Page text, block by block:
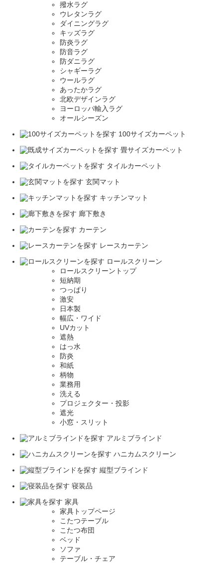
撥水ラグ
ウレタンラグ
ダイニングラグ
キッズラグ
防炎ラグ
防音ラグ
防ダニラグ
シャギーラグ
ウールラグ
あったかラグ
北欧デザインラグ
ヨーロッパ輸入ラグ
オールシーズン
100サイズカーペット
畳サイズカーペット
タイルカーペット
玄関マット
キッチンマット
廊下敷き
カーテン
レースカーテン
ロールスクリーン
ロールスクリーントップ
短納期
つっぱり
激安
日本製
幅広・ワイド
UVカット
遮熱
はっ水
防炎
和紙
柄物
業務用
洗える
プロジェクター・投影
遮光
小窓・スリット
アルミブラインド
ハニカムスクリーン
縦型ブラインド
寝装品
家具
家具トップページ
こたつテーブル
こたつ布団
ベッド
ソファ
テーブル・チェア